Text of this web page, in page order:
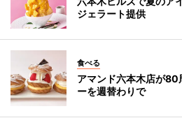
ジェラート提供
食べる
アマンド六本木店が
ーを週替わりで